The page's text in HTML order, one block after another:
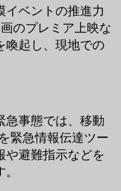
イベントの推進力
のプレミア上映な
喚起し、現地での
急事態では、移動
緊急情報伝達ツー
や避難指示などを